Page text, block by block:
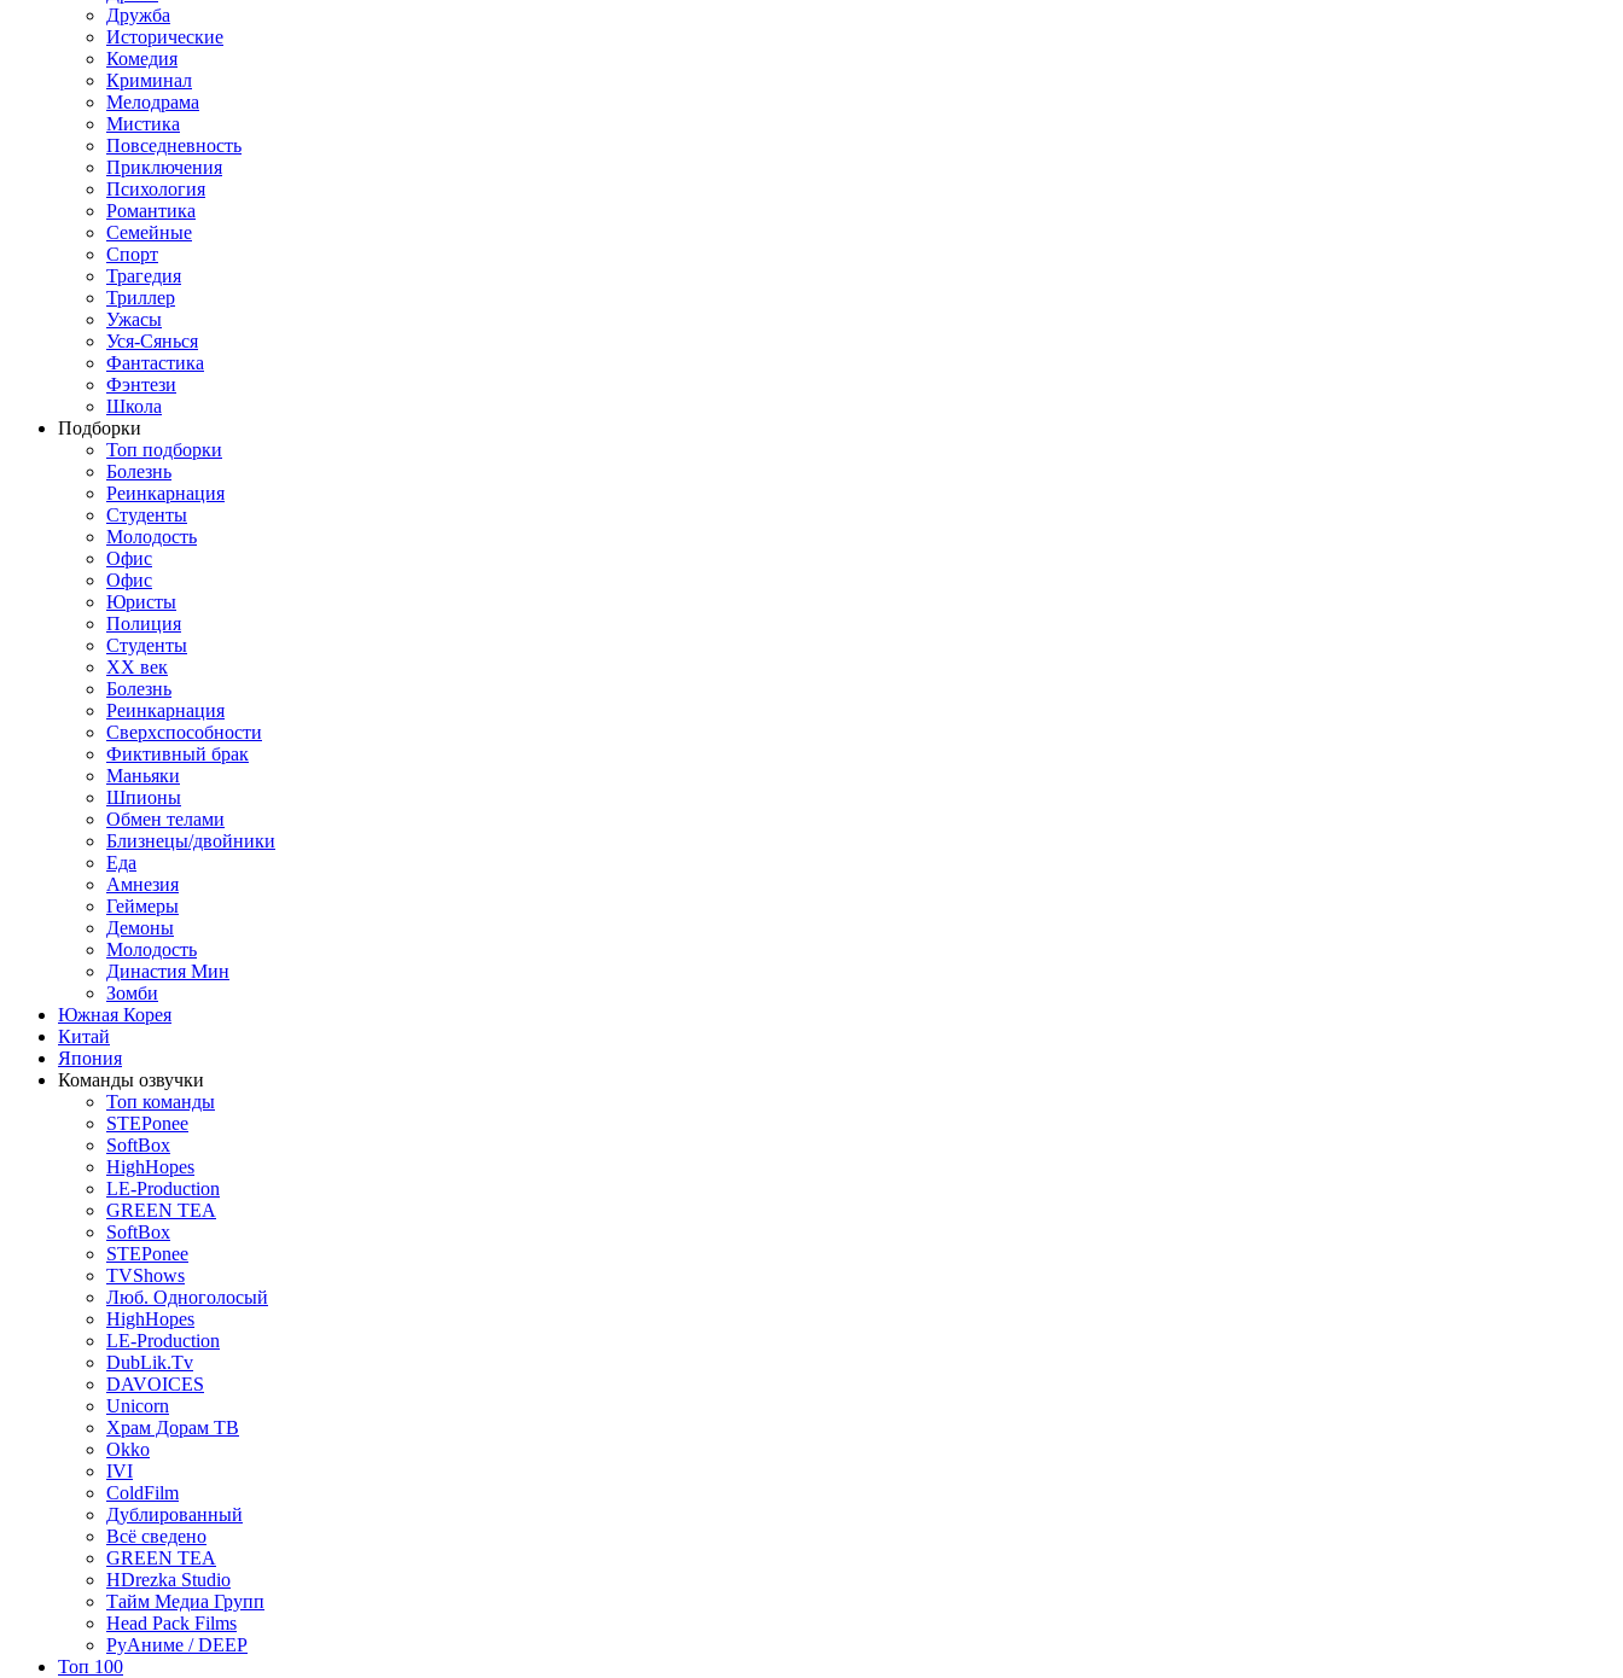
Дружба
Исторические
Комедия
Криминал
Мелодрама
Мистика
Повседневность
Приключения
Психология
Романтика
Семейные
Спорт
Трагедия
Триллер
Ужасы
Уся-Сянься
Фантастика
Фэнтези
Школа
Подборки
Топ подборки
Болезнь
Реинкарнация
Студенты
Молодость
Офис
Офис
Юристы
Полиция
Студенты
ХХ век
Болезнь
Реинкарнация
Сверхспособности
Фиктивный брак
Маньяки
Шпионы
Обмен телами
Близнецы/двойники
Еда
Амнезия
Геймеры
Демоны
Молодость
Династия Мин
Зомби
Южная Корея
Китай
Япония
Команды озвучки
Топ команды
STEPonee
SoftBox
HighHopes
LE-Production
GREEN TEA
SoftBox
STEPonee
TVShows
Люб. Одноголосый
HighHopes
LE-Production
DubLik.Tv
DAVOICES
Unicorn
Храм Дорам ТВ
Okko
IVI
ColdFilm
Дублированный
Всё сведено
GREEN TEA
HDrezka Studio
Тайм Медиа Групп
Head Pack Films
РуАниме / DEEP
Топ 100